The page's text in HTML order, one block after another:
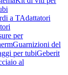
a TAdattatori
per
Guarnizioni del
per tubiGeberit
al